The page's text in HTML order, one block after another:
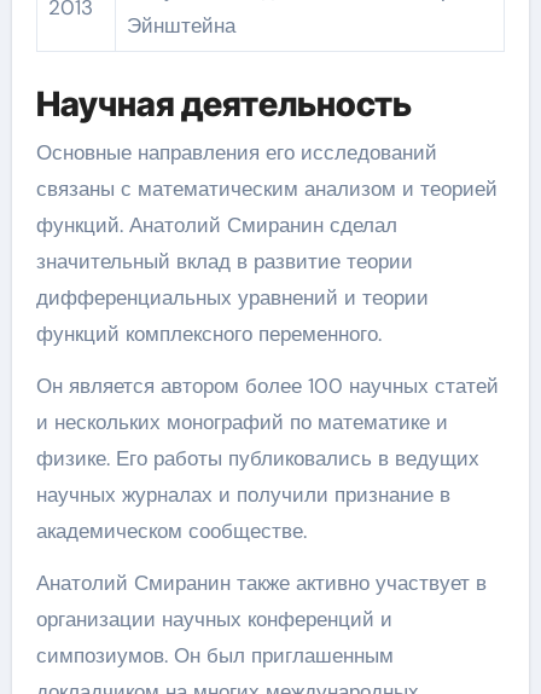
2013
Эйнштейна
Научная деятельность
Основные направления его исследований
связаны с математическим анализом и теорией
функций. Анатолий Смиранин сделал
значительный вклад в развитие теории
дифференциальных уравнений и теории
функций комплексного переменного.
Он является автором более 100 научных статей
и нескольких монографий по математике и
физике. Его работы публиковались в ведущих
научных журналах и получили признание в
академическом сообществе.
Анатолий Смиранин также активно участвует в
организации научных конференций и
симпозиумов. Он был приглашенным